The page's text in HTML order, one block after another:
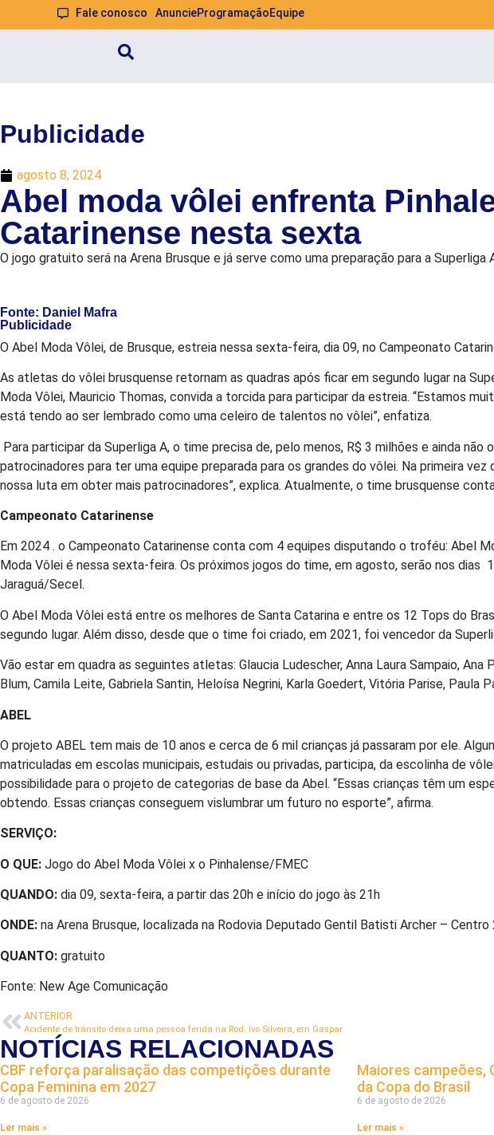
Fale conosco AnuncieProgramaçãoEquipe
Publicidade
agosto 8, 2024
Abel moda vôlei enfrenta
Catarinense nesta sexta
O jogo gratuito será na Arena Brusque e já serve como uma preparação para a Superliga
Fonte: Daniel Mafra
Publicidade
O Abel Moda Vôlei, de Brusque, estreia nessa sexta-feira, dia 09, no Campeonato
As atletas do vôlei brusquense retornam as quadras após ficar em segundo lugar na
Moda Vôlei, Mauricio Thomas, convida a torcida para participar da estreia. “Estamos
está tendo ao ser lembrado como uma celeiro de talentos no vôlei”, enfatiza.
Para participar da Superliga A, o time precisa de, pelo menos, R$ 3 milhões e ainda
patrocinadores para ter uma equipe preparada para os grandes do vôlei. Na primeira
nossa luta em obter mais patrocinadores”, explica. Atualmente, o time brusquense
Campeonato Catarinense
Em 2024 . o Campeonato Catarinense conta com 4 equipes disputando o troféu: Abel
Moda Vôlei é nessa sexta-feira. Os próximos jogos do time, em agosto, serão nos dias
Jaraguá/Secel.
O Abel Moda Vôlei está entre os melhores de Santa Catarina e entre os 12 Tops do
segundo lugar. Além disso, desde que o time foi criado, em 2021, foi vencedor da
Vão estar em quadra as seguintes atletas: Glaucia Ludescher, Anna Laura Sampaio,
Blum, Camila Leite, Gabriela Santin, Heloísa Negrini, Karla Goedert, Vitória Parise, Paula
ABEL
O projeto ABEL tem mais de 10 anos e cerca de 6 mil crianças já passaram por ele.
matriculadas em escolas municipais, estudais ou privadas, participa, da escolinha de
possibilidade para o projeto de categorias de base da Abel. “Essas crianças têm um
obtendo. Essas crianças conseguem vislumbrar um futuro no esporte”, afirma.
SERVIÇO:
O QUE: Jogo do Abel Moda Vôlei x o Pinhalense/FMEC
QUANDO: dia 09, sexta-feira, a partir das 20h e início do jogo às 21h
ONDE: na Arena Brusque, localizada na Rodovia Deputado Gentil Batisti Archer – Centro
QUANTO: gratuito
Fonte: New Age Comunicação
ANTERIOR
Acidente de trânsito deixa uma pessoa ferida na Rod. Ivo Silveira, em Gaspar
NOTÍCIAS RELACIONADAS
CBF reforça paralisação das competições durante
Copa Feminina em 2027
6 de agosto de 2026
Ler mais »
Maiores campeões,
da Copa do Brasil
6 de agosto de 2026
Ler mais »